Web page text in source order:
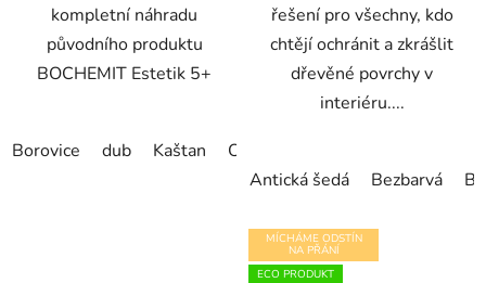
kompletní náhradu
původního produktu
BOCHEMIT Estetik 5+
Borovice dub Kaštan Ořech
řešení pro všechny, kdo
chtějí ochránit a zkrášlit
dřevěné povrchy v
interiéru....
Antická šedá Bezbarvá
MÍCHÁME ODSTÍN
NA PŘÁNÍ
ECO PRODUKT